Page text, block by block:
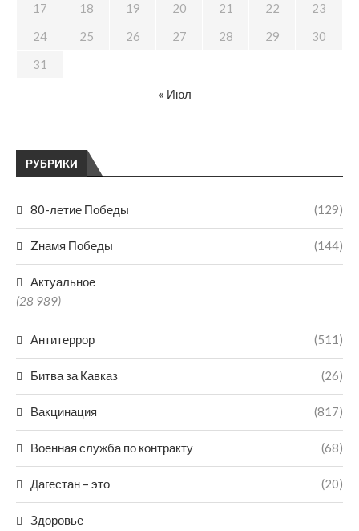
РУБРИКИ
80-летие Победы (129)
Zнамя Победы (144)
Актуальное
(28 989)
Антитеррор (511)
Битва за Кавказ (26)
Вакцинация (817)
Военная служба по контракту (68)
Дагестан – это (20)
Здоровье
17
18 19 20 21 22
23
24
25 26 27 28 29
30
31
« Июл